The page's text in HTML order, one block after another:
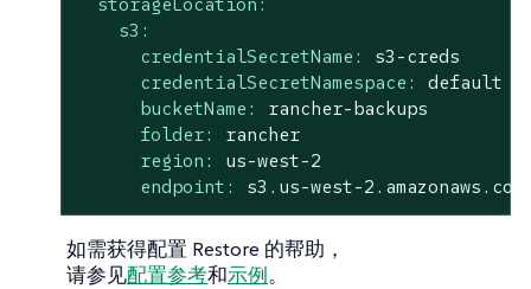
s3:
credentialSecretName:
s3-creds
credentialSecretNamespace:
default
bucketName:
rancher-backups
folder:
rancher
region:
us-west-2
endpoint:
s3.us-west-2.amazonaws.com
如需获得配置 Restore 的帮助，
请参见配置参考和示例。